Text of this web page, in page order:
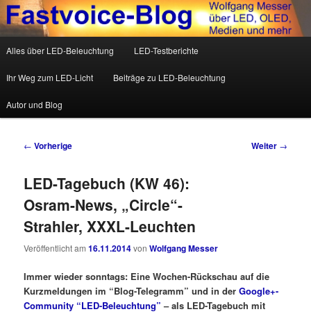
Fastvoice-Blog
Wolfgang Messer über LED, OLED, Medien und mehr
Zum Inhalt wechseln
Zum sekundären Inhalt wechseln
Alles über LED-Beleuchtung LED-Testberichte
Ihr Weg zum LED-Licht Beiträge zu LED-Beleuchtung
Autor und Blog
Beitrags-Navigation
← Vorherige Weiter →
LED-Tagebuch (KW 46):
Osram-News, „Circle“-
Strahler, XXXL-Leuchten
Veröffentlicht am16.11.2014vonWolfgang Messer
Immer wieder sonntags: Eine Wochen-Rückschau auf die
Kurzmeldungen im “Blog-Telegramm” und in derGoogle+-
Community “LED-Beleuchtung” – als LED-Tagebuch mit